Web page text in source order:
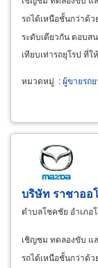
รถได้เหนือชั้นกว่าด้
ระดับเดียวกัน ตอบส
เทียบเท่ารถยุโรป ที่
หมวดหมู่ :ผู้ขายรถ
บริษัท ราชาออ
ตำบลโชคชัย อำเภอ
เชิญชม ทดลองขับ แล
รถได้เหนือชั้นกว่าด้